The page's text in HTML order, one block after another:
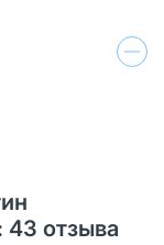
43 отзыва